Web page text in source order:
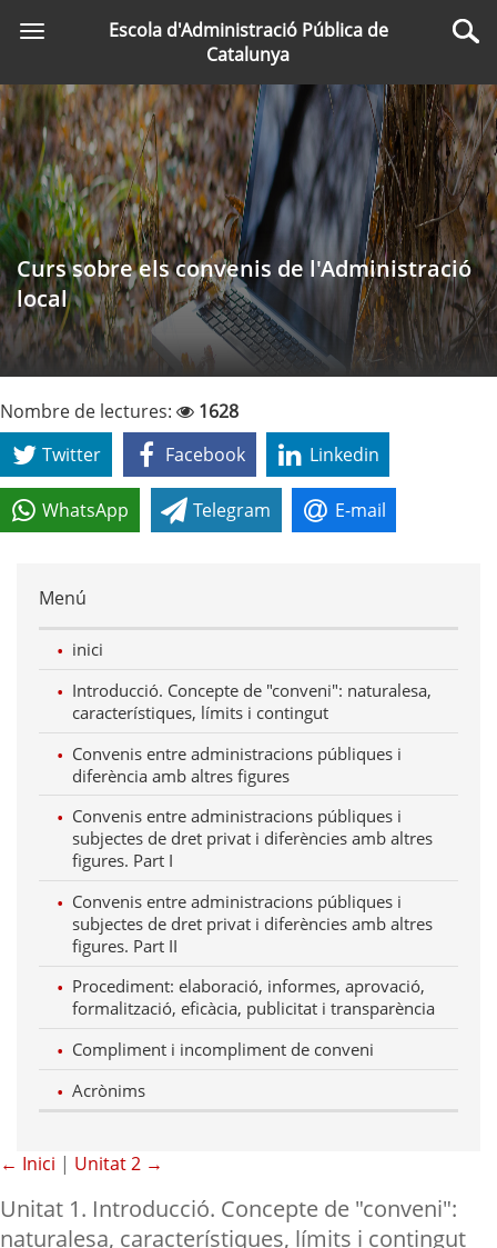
principal
Toggle
Escola d'Administració Pública de
Catalunya
Curs sobre els convenis de l'Administració
local
Nombre de lectures:
1628
Twitter
Facebook Linkedin
WhatsApp Telegram E-mail
Menú
inici
Introducció. Concepte de "conveni": naturalesa,
característiques, límits i contingut
Convenis entre administracions públiques i
diferència amb altres figures
Convenis entre administracions públiques i
subjectes de dret privat i diferències amb altres
figures. Part I
Convenis entre administracions públiques i
subjectes de dret privat i diferències amb altres
figures. Part II
Procediment: elaboració, informes, aprovació,
formalització, eficàcia, publicitat i transparència
Compliment i incompliment de conveni
Acrònims
← Inici | Unitat 2 →
Unitat 1. Introducció. Concepte de "conveni":
naturalesa, característiques, límits i contingut